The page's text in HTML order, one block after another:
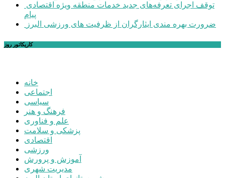
پیام
ضرورت بهره مندی ایثارگران از ظرفیت های ورزشی البرز
کاریکاتور روز
خانه
اجتماعی
سیاسی
فرهنگ و هنر
علم و فناوری
پزشکی و سلامت
اقتصادی
ورزشی
آموزش و پرورش
مدیریت شهری